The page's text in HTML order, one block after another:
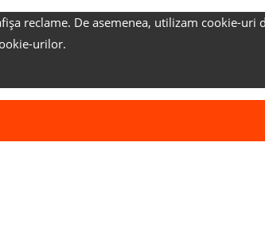
reclame. De asemenea, utilizam cookie-uri
urilor.